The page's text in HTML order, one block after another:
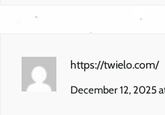
https://twielo.com/
December 12, 2025